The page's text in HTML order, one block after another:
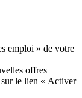
emploi » de votre
offres
le lien « Activer